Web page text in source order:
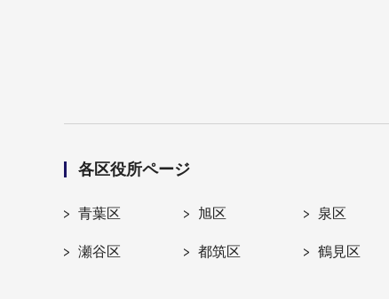
各区役所ページ
青葉区 旭区 泉区
瀬谷区 都筑区 鶴見区